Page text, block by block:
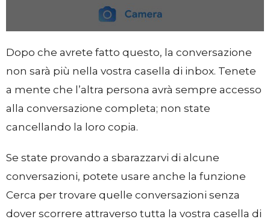
Dopo che avrete fatto questo, la conversazione
non sarà più nella vostra casella di inbox. Tenete
a mente che l’altra persona avrà sempre accesso
alla conversazione completa; non state
cancellando la loro copia.
Se state provando a sbarazzarvi di alcune
conversazioni, potete usare anche la funzione
Cerca per trovare quelle conversazioni senza
dover scorrere attraverso tutta la vostra casella di